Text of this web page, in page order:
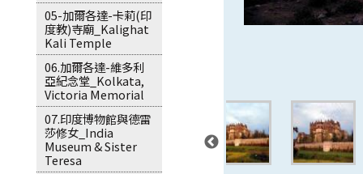
05-加爾各達-卡莉(印
度教)寺廟_Kalighat
Kali Temple
06.加爾各達-維多利
亞紀念堂_Kolkata,
Victoria Memorial
07.印度博物館與德雷
莎修女_India
Museum & Sister
Teresa